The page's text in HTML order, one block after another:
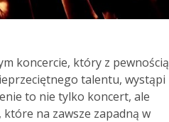
koncercie, który z pewnością
talentu, wystąpi
to nie tylko koncert, ale
na zawsze zapadną w